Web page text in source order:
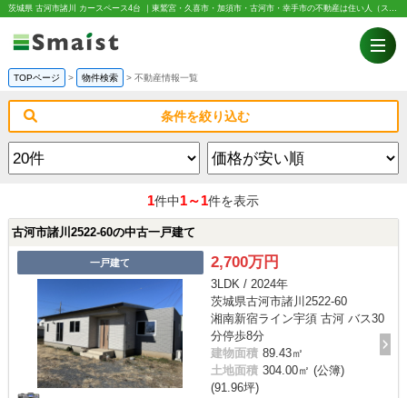
茨城県 古河市諸川 カースペース4台 ｜東鷲宮・久喜市・加須市・古河市・幸手市の不動産は住い人（スマイスト）
TOPページ > 物件検索 > 不動産情報一覧
条件を絞り込む
1件中1～1件を表示
古河市諸川2522-60の中古一戸建て
一戸建て 2,700万円
3LDK / 2024年
茨城県古河市諸川2522-60
湘南新宿ライン宇須 古河 バス30
分停歩8分
建物面積 89.43㎡
土地面積 304.00㎡ (公簿)
(91.96坪)